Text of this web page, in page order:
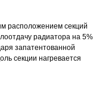
расположением секций
радиатора на 5%
запатентованной
секции нагревается